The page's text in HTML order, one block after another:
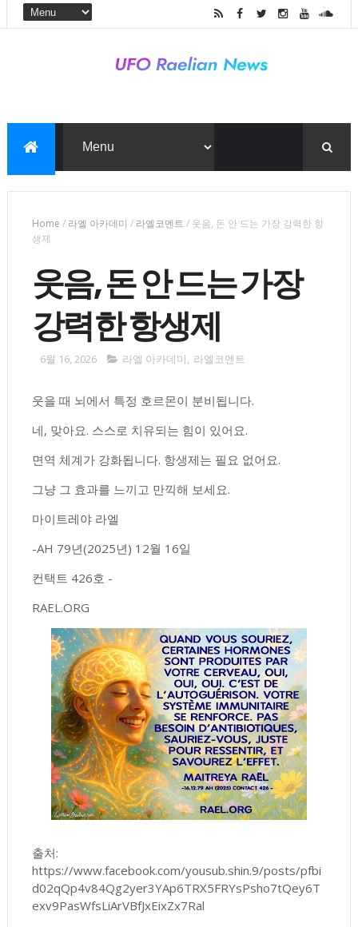
Home / 라엘 아카데미 / 라엘코멘트 / 웃음, 돈 안 드는 가장 강력한 항
생제
웃음, 돈 안 드는 가장
강력한 항생제
6월 16, 2026 라엘 아카데미, 라엘코멘트
웃을 때 뇌에서 특정 호르몬이 분비됩니다.
네, 맞아요. 스스로 치유되는 힘이 있어요.
면역 체계가 강화됩니다. 항생제는 필요 없어요.
그냥 그 효과를 느끼고 만끽해 보세요.
마이트레야 라엘
-AH 79년(2025년) 12월 16일
컨택트 426호 -
RAEL.ORG
출처:
https://www.facebook.com/yousub.shin.9/posts/pfbi
d02qQp4v84Qg2yer3YAp6TRX5FRYsPsho7tQey6T
exv9PasWfsLiArVBfJxEixZx7Ral